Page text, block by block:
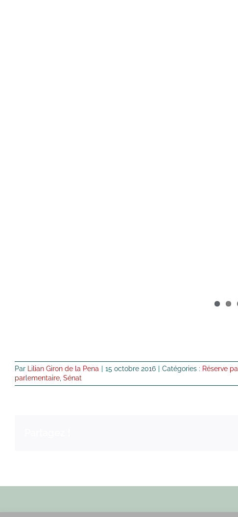
Par Lilian Giron de la Pena 15 octobre 2016 Catégories : Réserve
parlementaire, Sénat